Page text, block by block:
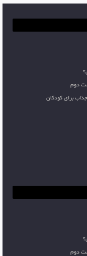
دوم
برای کودکان
دوم